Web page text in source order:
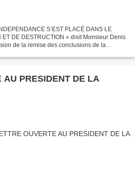
S’EST PLACÉ DANS LE
DE DESTRUCTION » dixit Monsieur Denis
de la remise des conclusions de la
AU PRESIDENT DE LA